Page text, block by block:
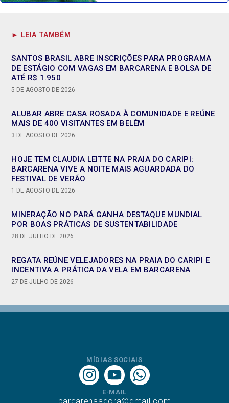
► LEIA TAMBÉM
SANTOS BRASIL ABRE INSCRIÇÕES PARA PROGRAMA
DE ESTÁGIO COM VAGAS EM BARCARENA E BOLSA DE
ATÉ R$ 1.950
5 DE AGOSTO DE 2026
ALUBAR ABRE CASA ROSADA À COMUNIDADE E REÚNE
MAIS DE 400 VISITANTES EM BELÉM
3 DE AGOSTO DE 2026
HOJE TEM CLAUDIA LEITTE NA PRAIA DO CARIPI:
BARCARENA VIVE A NOITE MAIS AGUARDADA DO
FESTIVAL DE VERÃO
1 DE AGOSTO DE 2026
MINERAÇÃO NO PARÁ GANHA DESTAQUE MUNDIAL
POR BOAS PRÁTICAS DE SUSTENTABILIDADE
28 DE JULHO DE 2026
REGATA REÚNE VELEJADORES NA PRAIA DO CARIPI E
INCENTIVA A PRÁTICA DA VELA EM BARCARENA
27 DE JULHO DE 2026
MÍDIAS SOCIAIS
E-MAIL